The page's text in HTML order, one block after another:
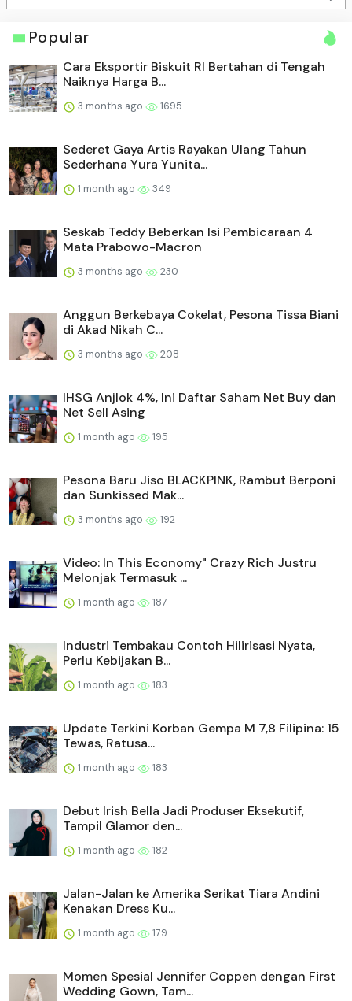
Popular
Cara Eksportir Biskuit RI Bertahan di Tengah
Naiknya Harga B...
3 months ago 1695
Sederet Gaya Artis Rayakan Ulang Tahun
Sederhana Yura Yunita...
1 month ago 349
Seskab Teddy Beberkan Isi Pembicaraan 4
Mata Prabowo-Macron
3 months ago 230
Anggun Berkebaya Cokelat, Pesona Tissa Biani
di Akad Nikah C...
3 months ago 208
IHSG Anjlok 4%, Ini Daftar Saham Net Buy dan
Net Sell Asing
1 month ago 195
Pesona Baru Jiso BLACKPINK, Rambut Berponi
dan Sunkissed Mak...
3 months ago 192
Video: In This Economy" Crazy Rich Justru
Melonjak Termasuk ...
1 month ago 187
Industri Tembakau Contoh Hilirisasi Nyata,
Perlu Kebijakan B...
1 month ago 183
Update Terkini Korban Gempa M 7,8 Filipina: 15
Tewas, Ratusa...
1 month ago 183
Debut Irish Bella Jadi Produser Eksekutif,
Tampil Glamor den...
1 month ago 182
Jalan-Jalan ke Amerika Serikat Tiara Andini
Kenakan Dress Ku...
1 month ago 179
Momen Spesial Jennifer Coppen dengan First
Wedding Gown, Tam...